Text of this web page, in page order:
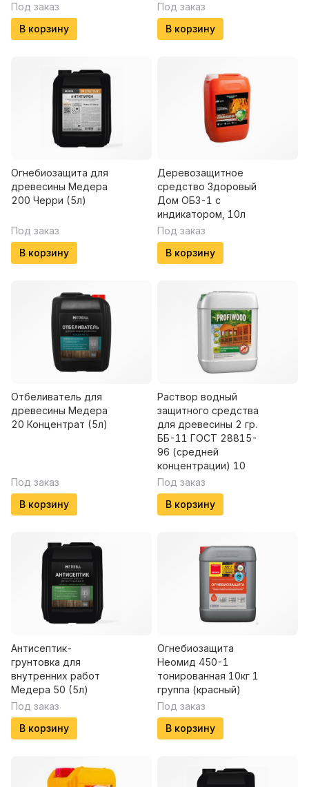
Под заказ
В корзину
Под заказ
В корзину
Огнебиозащита для
древесины Медера
200 Черри (5л)
Под заказ
В корзину
Деревозащитное
средство Здоровый
Дом ОБЗ-1 с
индикатором, 10л
Под заказ
В корзину
Отбеливатель для
древесины Медера
20 Концентрат (5л)
Под заказ
В корзину
Раствор водный
защитного средства
для древесины 2 гр.
ББ-11 ГОСТ 28815-
96 (средней
концентрации) 10
Под заказ
В корзину
Антисептик-
грунтовка для
внутренних работ
Медера 50 (5л)
Под заказ
В корзину
Огнебиозащита
Неомид 450-1
тонированная 10кг 1
группа (красный)
Под заказ
В корзину